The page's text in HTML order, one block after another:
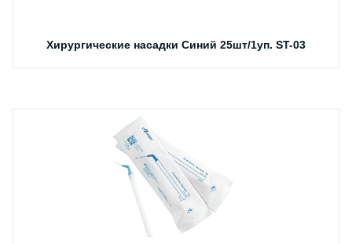
Хирургические насадки Синий 25шт/1уп. ST-03